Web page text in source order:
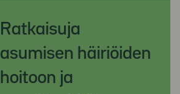
Ratkaisuja
asumisen häiriöiden
hoitoon ja